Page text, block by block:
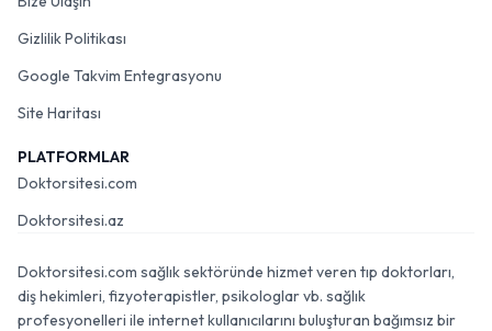
Gizlilik Politikası
Google Takvim Entegrasyonu
Site Haritası
PLATFORMLAR
Doktorsitesi.com
Doktorsitesi.az
Doktorsitesi.com sağlık sektöründe hizmet veren tıp doktorları,
diş hekimleri, fizyoterapistler, psikologlar vb. sağlık
profesyonelleri ile internet kullanıcılarını buluşturan bağımsız bir